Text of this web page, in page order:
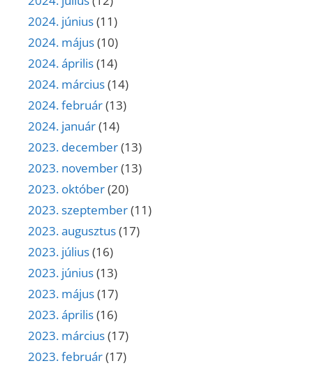
2024. június(11)
2024. május(10)
2024. április(14)
2024. március(14)
2024. február(13)
2024. január(14)
2023. december(13)
2023. november(13)
2023. október(20)
2023. szeptember(11)
2023. augusztus(17)
2023. július(16)
2023. június(13)
2023. május(17)
2023. április(16)
2023. március(17)
2023. február(17)